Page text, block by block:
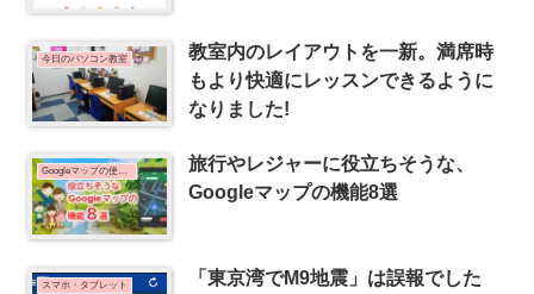
今日のパソコン教室
教室内のレイアウトを一新。満席時
もより快適にレッスンできるように
なりました!
Googleマップの使い方
旅行やレジャーに役立ちそうな、
Googleマップの機能8選
スマホ・タブレット
「東京湾でM9地震」は誤報でした